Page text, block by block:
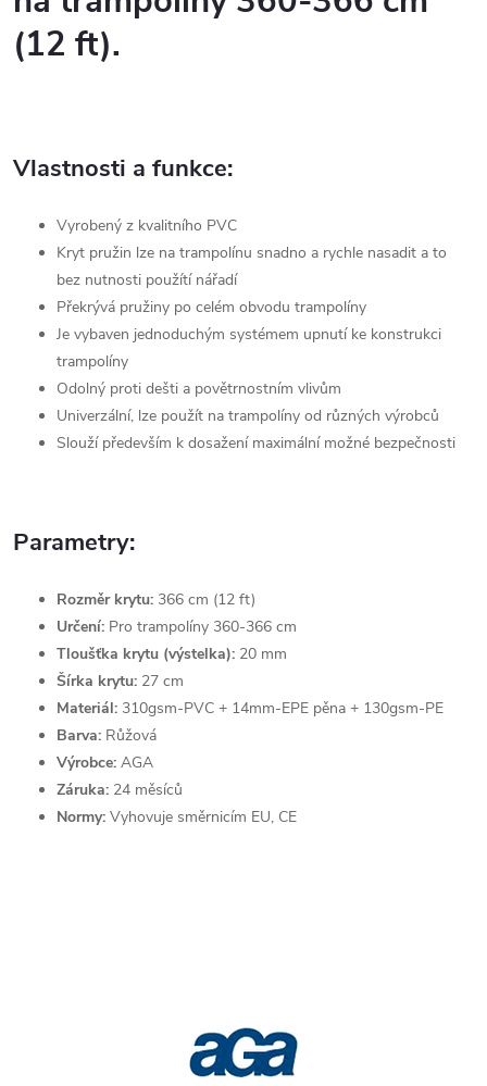
(12 ft).
Vlastnosti a funkce:
Vyrobený z kvalitního PVC
Kryt pružin lze na trampolínu snadno a rychle nasadit a to
bez nutnosti použítí nářadí
Překrývá pružiny po celém obvodu trampolíny
Je vybaven jednoduchým systémem upnutí ke konstrukci
trampolíny
Odolný proti dešti a povětrnostním vlivům
Univerzální, lze použít na trampolíny od různých výrobců
Slouží především k dosažení maximální možné bezpečnosti
Parametry:
Rozměr krytu: 366 cm (12 ft)
Určení: Pro trampolíny 360-366 cm
Tloušťka krytu (výstelka): 20 mm
Šírka krytu: 27 cm
Materiál: 310gsm-PVC + 14mm-EPE pěna + 130gsm-PE
Barva: Růžová
Výrobce: AGA
Záruka: 24 měsíců
Normy: Vyhovuje směrnicím EU, CE